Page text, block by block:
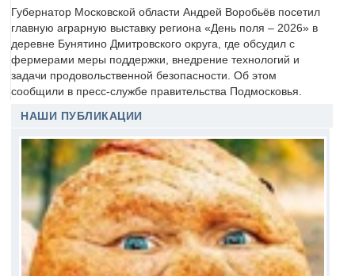
Губернатор Московской области Андрей Воробьёв посетил
главную аграрную выставку региона «День поля – 2026» в
деревне Бунятино Дмитровского округа, где обсудил с
фермерами меры поддержки, внедрение технологий и
задачи продовольственной безопасности. Об этом
сообщили в пресс-службе правительства Подмосковья.
НАШИ ПУБЛИКАЦИИ